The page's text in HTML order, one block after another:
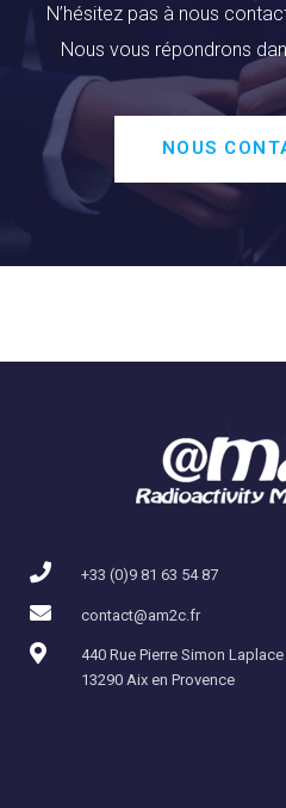
N’hésitez pas à nous
Nous vous répondrons
NOUS
+33 (0)9 81 63 54 87
contact@am2c.fr
440 Rue Pierre Simon Laplace
13290 Aix en Provence